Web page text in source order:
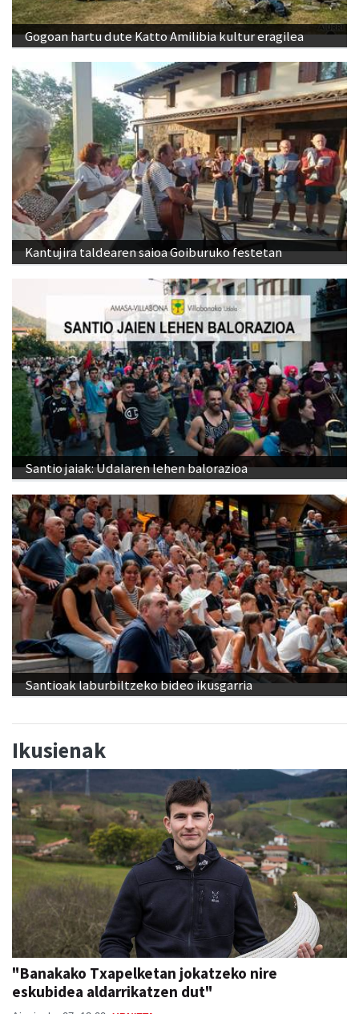
Gogoan hartu dute Katto Amilibia kultur eragilea
Kantujira taldearen saioa Goiburuko festetan
Santio jaiak: Udalaren lehen balorazioa
Santioak laburbiltzeko bideo ikusgarria
Ikusienak
"Banakako Txapelketan jokatzeko nire
eskubidea aldarrikatzen dut"